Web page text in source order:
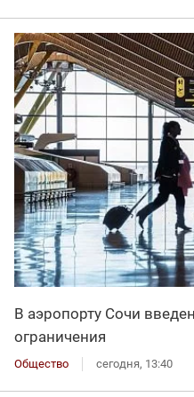
В аэропорту Сочи
ограничения
Общество сегодня, 13:40